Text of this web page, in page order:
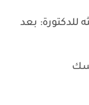
للدكتورة: بعد